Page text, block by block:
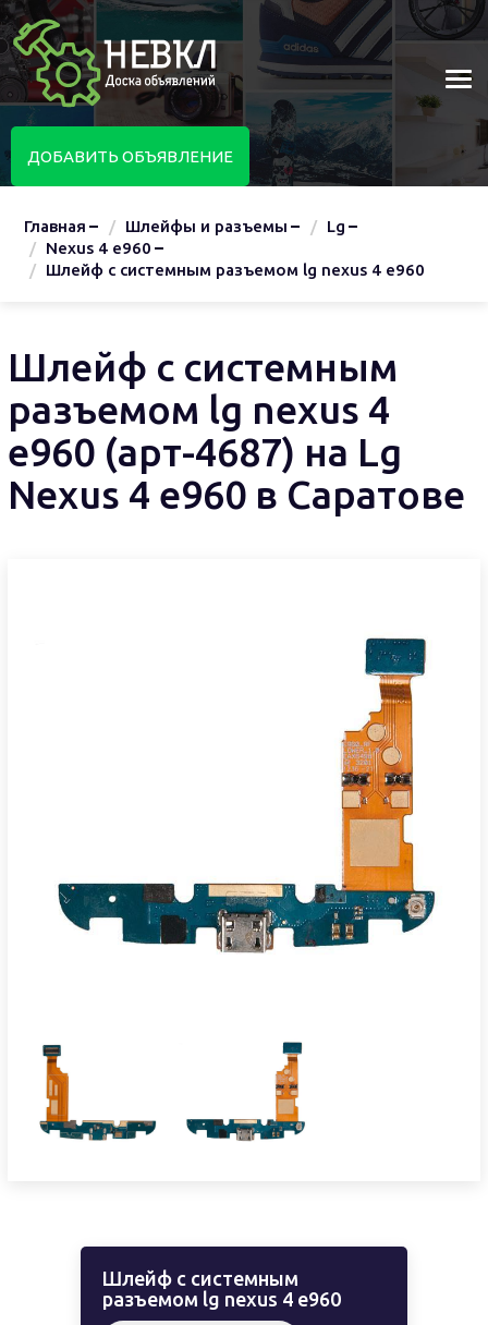
ДОБАВИТЬ ОБЪЯВЛЕНИЕ
Главная Шлейфы и разъемы
Lg
Nexus 4 e960
Шлейф с системным разъемом lg nexus 4 e960
Шлейф с системным
разъемом lg nexus 4
e960 (арт-4687) на Lg
Nexus 4 e960 в Саратове
Шлейф с системным
разъемом lg nexus 4 e960